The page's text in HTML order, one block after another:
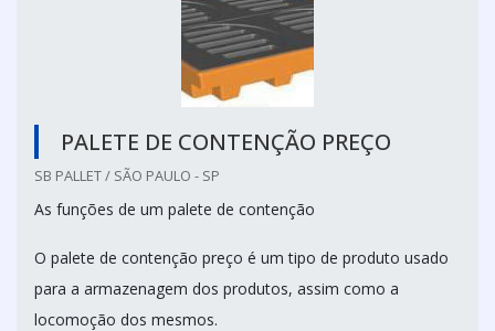
PALETE DE CONTENÇÃO PREÇO
SB PALLET / SÃO PAULO - SP
As funções de um palete de contenção
O palete de contenção preço é um tipo de produto usado
para a armazenagem dos produtos, assim como a
locomoção dos mesmos.